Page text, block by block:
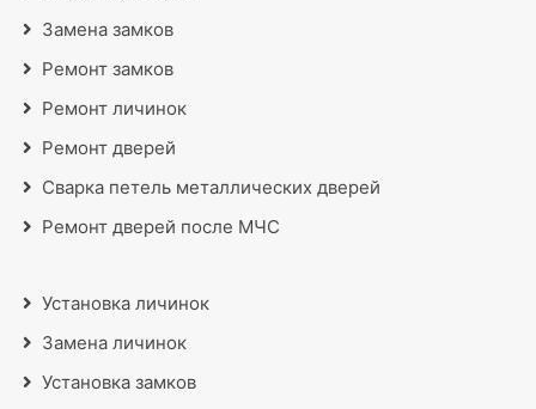
Замена замков
Ремонт замков
Ремонт личинок
Ремонт дверей
Сварка петель металлических дверей
Ремонт дверей после МЧС
Установка личинок
Замена личинок
Установка замков